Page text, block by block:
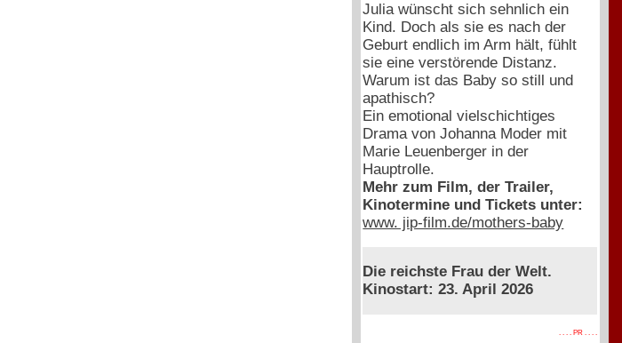
Julia wünscht sich sehnlich ein
Kind. Doch als sie es nach der
Geburt endlich im Arm hält, fühlt
sie eine verstörende Distanz.
Warum ist das Baby so still und
apathisch?
Ein emotional vielschichtiges
Drama von Johanna Moder mit
Marie Leuenberger in der
Hauptrolle.
Mehr zum Film, der Trailer,
Kinotermine und Tickets unter:
www. jip-film.de/mothers-baby
Die reichste Frau der Welt.
Kinostart: 23. April 2026
. . . . PR . . . .